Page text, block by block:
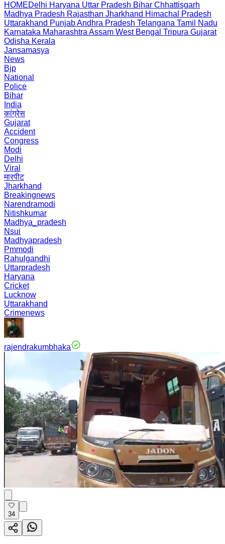
HOMEDelhi Haryana Uttar Pradesh Bihar Chhattisgarh
Madhya Pradesh Rajasthan Jharkhand Himachal Pradesh
Uttarakhand PunjabAndhra Pradesh Telangana Tamil Nadu
Karnataka Maharashtra Assam West Bengal Tripura Gujarat
Odisha Kerala
Jansamasya
News
Bjp
National
Police
Bihar
India
कांग्रेस
Gujarat
Accident
Congress
Modi
Delhi
Viral
मारपीट
Jharkhand
Breakingnews
Narendramodi
Nitishkumar
Madhya_pradesh
Nsui
Madhyapradesh
Pmmodi
Rahulgandhi
Uttarpradesh
Haryana
Cricket
Lucknow
Uttarakhand
Crimenews
rajendrakumbhaka
34